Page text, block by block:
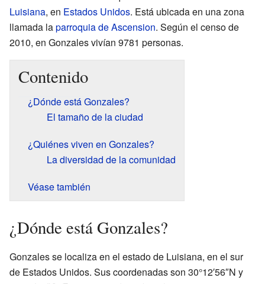
Luisiana, en Estados Unidos. Está ubicada en una zona
llamada laparroquia de Ascension. Según el censo de
2010, en Gonzales vivían 9781 personas.
Contenido
¿Dónde está Gonzales?
El tamaño de la ciudad
¿Quiénes viven en Gonzales?
La diversidad de la comunidad
Véase también
¿Dónde está Gonzales?
Gonzales se localiza en el estado de Luisiana, en el sur
de Estados Unidos. Sus coordenadas son 30°12′56″N y